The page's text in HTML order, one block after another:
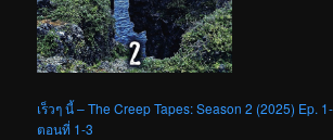
เร็วๆ นี้ – The Creep Tapes: Season 2 (2025) Ep.
ตอนที่ 1-3